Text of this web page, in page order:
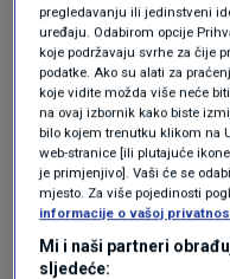
zračnih luka ili
(ADF) koju je
neutemeljene.
pregledavanju ili jedinstveni
uređaju. Odabirom opcije
koje podržavaju svrhe za čije
podatke. Ako su alati za
koje vidite možda više neće
na ovaj izbornik kako biste
bilo kojem trenutku klikom na
web-stranice [ili plutajuće
je primjenjivo]. Vaši će se
mjesto. Za više pojedinosti
informacije o vašoj
Mi i naši partneri
sljedeće: